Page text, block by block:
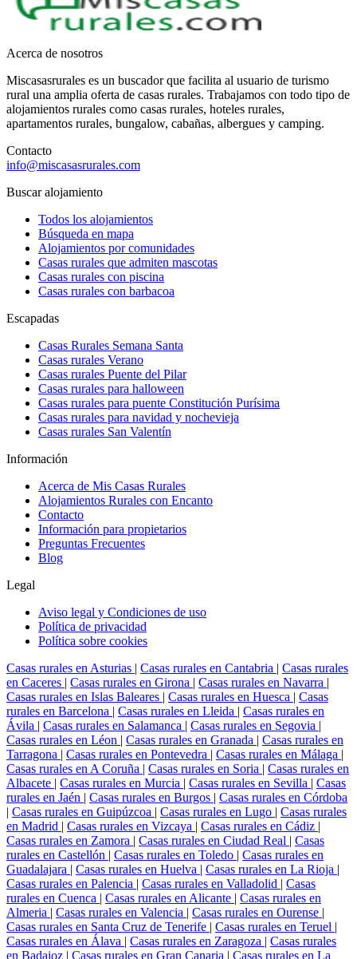
Acerca de nosotros
Miscasasrurales es un buscador que facilita al usuario de turismo
rural una amplia oferta de casas rurales. Trabajamos con todo tipo de
alojamientos rurales como casas rurales, hoteles rurales,
apartamentos rurales, bungalow, cabañas, albergues y camping.
Contacto
info@miscasasrurales.com
Buscar alojamiento
Todos los alojamientos
Búsqueda en mapa
Alojamientos por comunidades
Casas rurales que admiten mascotas
Casas rurales con piscina
Casas rurales con barbacoa
Escapadas
Casas Rurales Semana Santa
Casas rurales Verano
Casas rurales Puente del Pilar
Casas rurales para halloween
Casas rurales para puente Constitución Purísima
Casas rurales para navidad y nochevieja
Casas rurales San Valentín
Información
Acerca de Mis Casas Rurales
Alojamientos Rurales con Encanto
Contacto
Información para propietarios
Preguntas Frecuentes
Blog
Legal
Aviso legal y Condiciones de uso
Política de privacidad
Política sobre cookies
Casas rurales en Asturias | Casas rurales en Cantabria | Casas rurales
en Caceres | Casas rurales en Girona | Casas rurales en Navarra |
Casas rurales en Islas Baleares | Casas rurales en Huesca | Casas
rurales en Barcelona | Casas rurales en Lleida | Casas rurales en
Ávila | Casas rurales en Salamanca | Casas rurales en Segovia |
Casas rurales en Léon | Casas rurales en Granada | Casas rurales en
Tarragona | Casas rurales en Pontevedra | Casas rurales en Málaga |
Casas rurales en A Coruña | Casas rurales en Soria | Casas rurales en
Albacete | Casas rurales en Murcia | Casas rurales en Sevilla | Casas
rurales en Jaén | Casas rurales en Burgos | Casas rurales en Córdoba
| Casas rurales en Guipúzcoa | Casas rurales en Lugo | Casas rurales
en Madrid | Casas rurales en Vizcaya | Casas rurales en Cádiz |
Casas rurales en Zamora | Casas rurales en Ciudad Real | Casas
rurales en Castellón | Casas rurales en Toledo | Casas rurales en
Guadalajara | Casas rurales en Huelva | Casas rurales en La Rioja |
Casas rurales en Palencia | Casas rurales en Valladolid | Casas
rurales en Cuenca | Casas rurales en Alicante | Casas rurales en
Almeria | Casas rurales en Valencia | Casas rurales en Ourense |
Casas rurales en Santa Cruz de Tenerife | Casas rurales en Teruel |
Casas rurales en Álava | Casas rurales en Zaragoza | Casas rurales
en Badajoz | Casas rurales en Gran Canaria | Casas rurales en La